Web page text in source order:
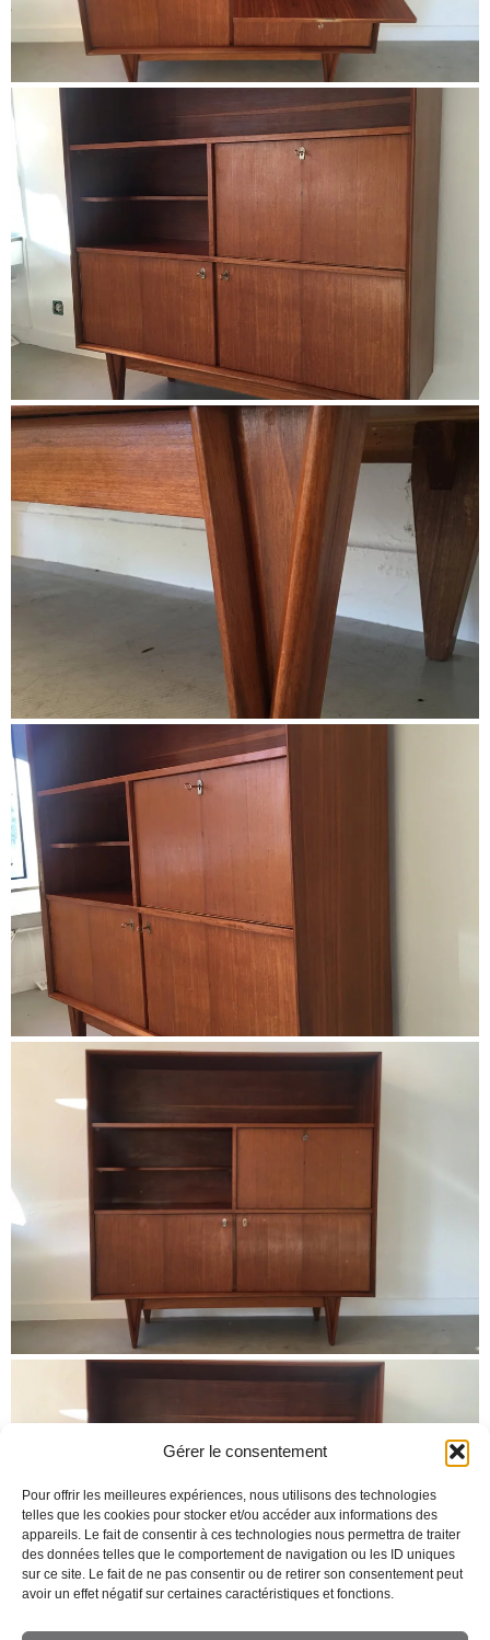
Gérer le consentement
Pour offrir les meilleures expériences, nous utilisons des technologies
telles que les cookies pour stocker et/ou accéder aux informations des
appareils. Le fait de consentir à ces technologies nous permettra de traiter
des données telles que le comportement de navigation ou les ID uniques
sur ce site. Le fait de ne pas consentir ou de retirer son consentement peut
avoir un effet négatif sur certaines caractéristiques et fonctions.